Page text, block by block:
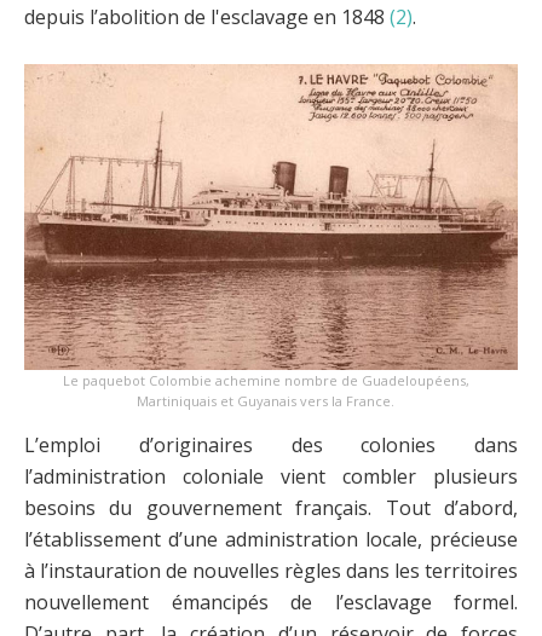
depuis l’abolition de l'esclavage en 1848 (2).
Le paquebot Colombie achemine nombre de Guadeloupéens,
Martiniquais et Guyanais vers la France.
L’emploi d’originaires des colonies dans
l’administration coloniale vient combler plusieurs
besoins du gouvernement français. Tout d’abord,
l’établissement d’une administration locale, précieuse
à l’instauration de nouvelles règles dans les territoires
nouvellement émancipés de l’esclavage formel.